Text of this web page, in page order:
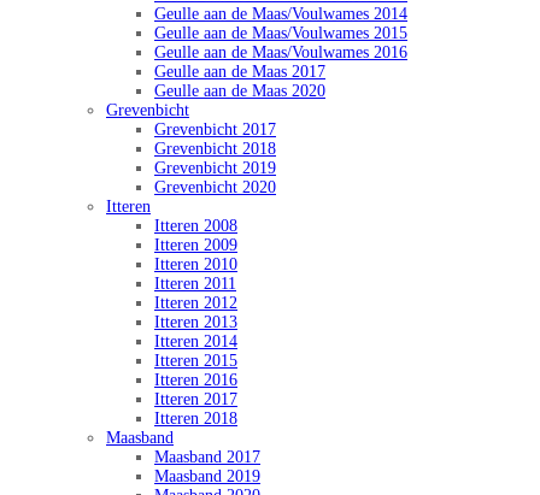
Geulle aan de Maas/Voulwames 2014
Geulle aan de Maas/Voulwames 2015
Geulle aan de Maas/Voulwames 2016
Geulle aan de Maas 2017
Geulle aan de Maas 2020
Grevenbicht
Grevenbicht 2017
Grevenbicht 2018
Grevenbicht 2019
Grevenbicht 2020
Itteren
Itteren 2008
Itteren 2009
Itteren 2010
Itteren 2011
Itteren 2012
Itteren 2013
Itteren 2014
Itteren 2015
Itteren 2016
Itteren 2017
Itteren 2018
Maasband
Maasband 2017
Maasband 2019